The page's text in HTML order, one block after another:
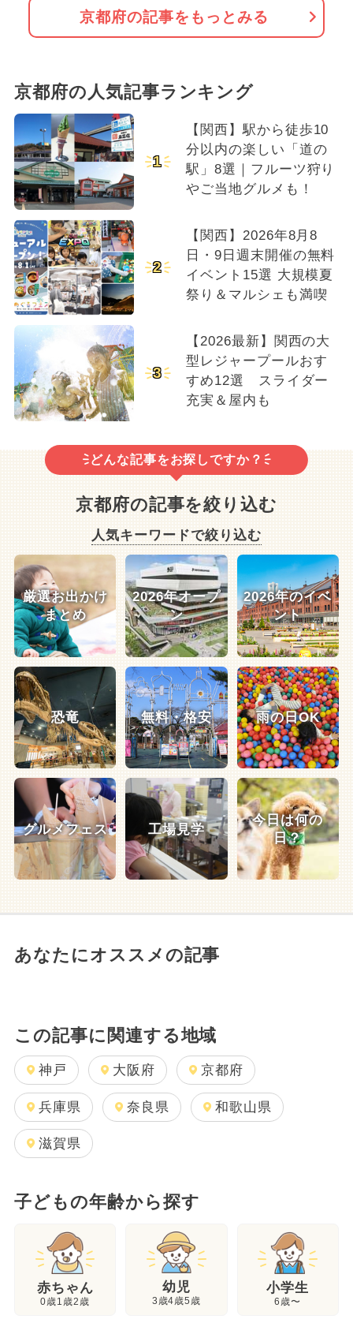
京都府の記事をもっとみる
京都府の人気記事ランキング
1
【関西】駅から徒歩10
分以内の楽しい「道の
駅」8選｜フルーツ狩り
やご当地グルメも！
2
【関西】2026年8月8
日・9日週末開催の無料
イベント15選 大規模夏
祭り＆マルシェも満喫
3
【2026最新】関西の大
型レジャープールおす
すめ12選 スライダー
充実＆屋内も
どんな記事をお探しですか？
京都府の記事を絞り込む
人気キーワードで絞り込む
厳選お出かけ
まとめ
2026年オープ
ン
2026年のイベ
ント
恐竜 無料・格安 雨の日OK
グルメフェス 工場見学
今日は何の
日？
あなたにオススメの記事
この記事に関連する地域
神戸 大阪府 京都府
兵庫県 奈良県 和歌山県
滋賀県
子どもの年齢から探す
赤ちゃん
0歳1歳2歳
幼児
3歳4歳5歳
小学生
6歳〜